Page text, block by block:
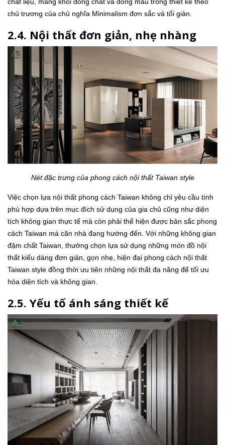
chủ trương của chủ nghĩa Minimalism đơn sắc và tối giản.
2.4. Nội thất đơn giản, nhẹ nhàng
Nét đặc trưng của phong cách nội thất Taiwan style
Việc chọn lựa nội thất phong cách Taiwan không chỉ yêu cầu tính
phù hợp dựa trên mục đích sử dụng của gia chủ cũng như diện
tích không gian thực tế mà còn phải thể hiện được bản sắc phong
cách Taiwan mà căn nhà đang hướng đến. Với những không gian
đậm chất Taiwan, thường chọn lựa sử dụng những món đồ nội
thất kiểu dáng đơn giản, gọn nhẹ, hiện đại phong cách nội thất
Taiwan style đồng thời ưu tiên những nội thất đa năng để tối ưu
hóa diện tích và không gian.
2.5. Yếu tố ánh sáng thiết kế